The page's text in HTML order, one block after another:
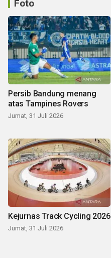
Foto
Persib Bandung menang
atas Tampines Rovers
Jumat, 31 Juli 2026
Kejurnas Track Cycling 2026
Jumat, 31 Juli 2026